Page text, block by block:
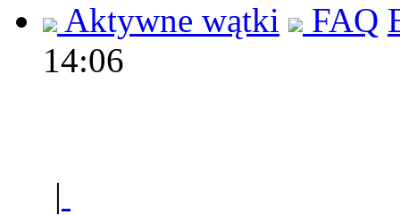
Aktywne wątki
FAQ
14:06
|